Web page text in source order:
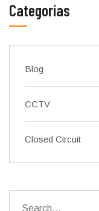
Categorías
Blog
CCTV
Closed Circuit